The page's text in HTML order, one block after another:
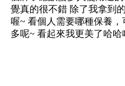
覺真的很不錯 除了我拿到
喔~ 看個人需要哪種保養
多呢~ 看起來我更美了哈哈